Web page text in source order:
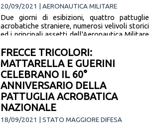
20/09/2021 | AERONAUTICA MILITARE
Due giorni di esibizioni, quattro pattuglie
acrobatiche straniere, numerosi velivoli storici
ed i principali assetti dell'Aeronautica Militare
notizia]
FRECCE TRICOLORI:
MATTARELLA E GUERINI
CELEBRANO IL 60°
ANNIVERSARIO DELLA
PATTUGLIA ACROBATICA
NAZIONALE
18/09/2021 | STATO MAGGIORE DIFESA